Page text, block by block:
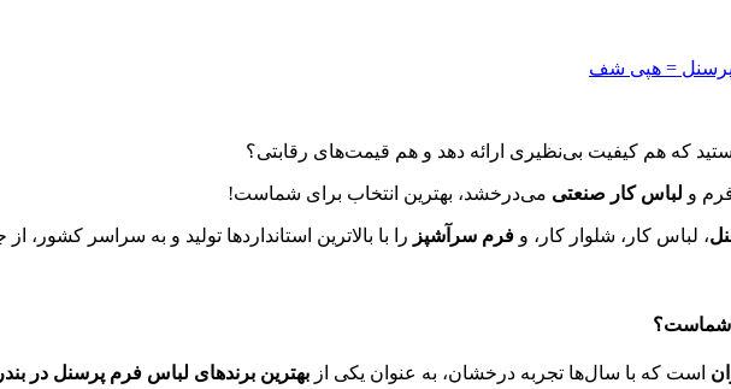
پرسنل = هپی شف
که هم کیفیت بی‌نظیری ارائه دهد و هم قیمت‌های رقابتی؟
و لباس کار صنعتی می‌درخشد، بهترین انتخاب برای شماست!
، لباس کار، شلوار کار، و فرم سرآشپز را با بالاترین استانداردها تولید و به سراسر
شماست؟
است که با سال‌ها تجربه درخشان، به عنوان یکی از بهترین برندهای لباس فرم پرسنل در